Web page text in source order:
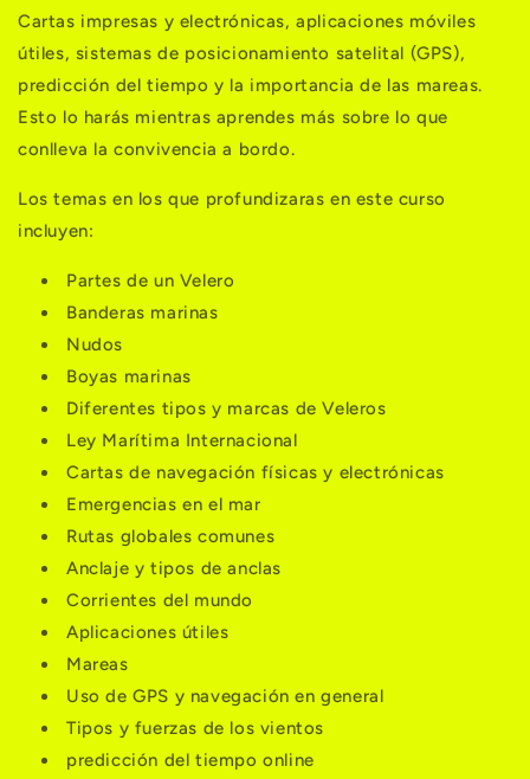
Cartas impresas y electrónicas, aplicaciones móviles
útiles, sistemas de posicionamiento satelital (GPS),
predicción del tiempo y la importancia de las mareas.
Esto lo harás mientras aprendes más sobre lo que
conlleva la convivencia a bordo.
Los temas en los que profundizaras en este curso
incluyen:
Partes de un Velero
Banderas marinas
Nudos
Boyas marinas
Diferentes tipos y marcas de Veleros
Ley Marítima Internacional
Cartas de navegación físicas y electrónicas
Emergencias en el mar
Rutas globales comunes
Anclaje y tipos de anclas
Corrientes del mundo
Aplicaciones útiles
Mareas
Uso de GPS y navegación en general
Tipos y fuerzas de los vientos
predicción del tiempo online